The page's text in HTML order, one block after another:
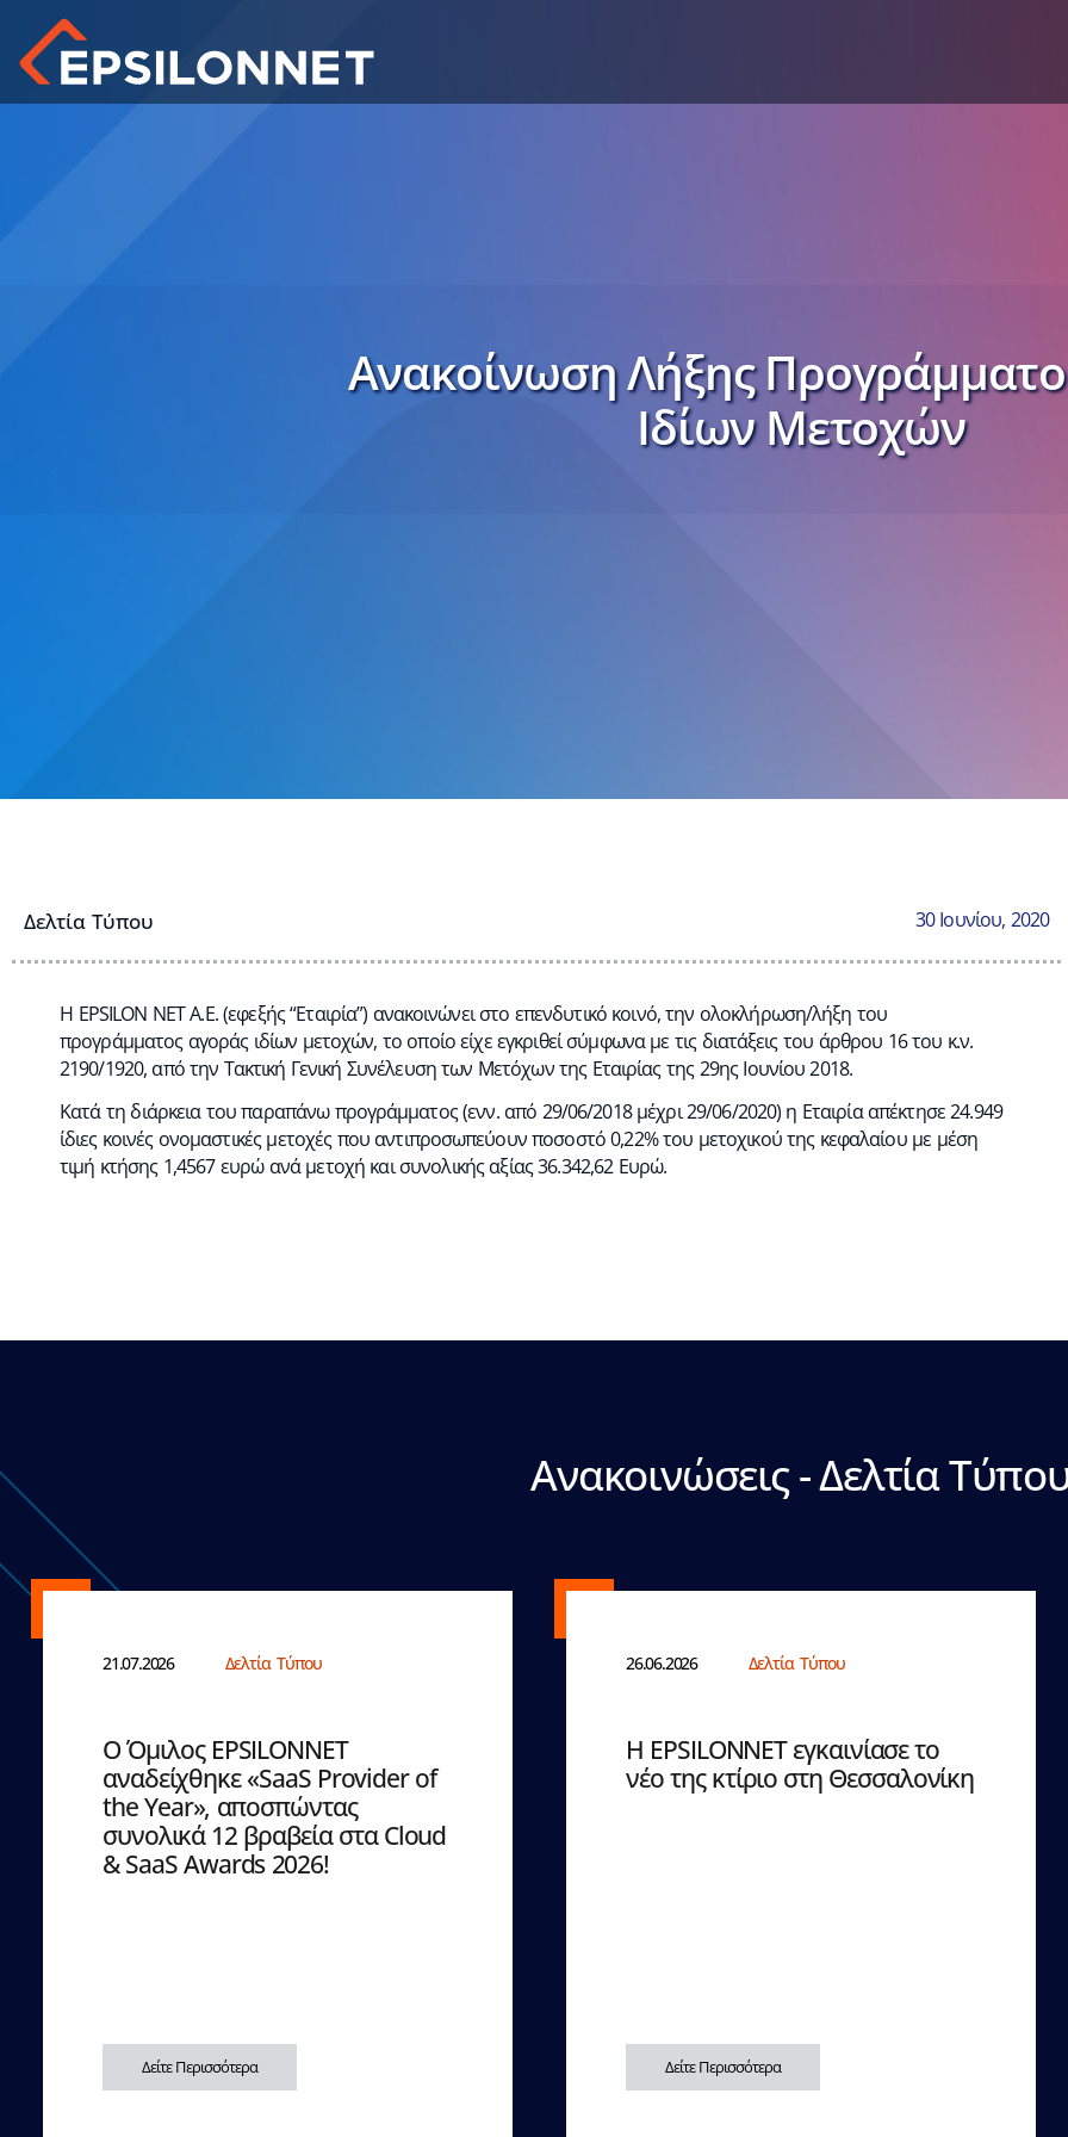
Ανακοίνωση Λήξης
Ιδίων Μετοχών
Δελτία Τύπου 30 Ιουνίου, 2020
Η EPSILON NET Α.Ε. (εφεξής “Εταιρία”) ανακοινώνει στο επενδυτικό κοινό, την ολοκλήρωση/λήξη του
προγράμματος αγοράς ιδίων μετοχών, το οποίο είχε εγκριθεί σύμφωνα με τις διατάξεις του άρθρου 16 του κ.ν.
2190/1920, από την Τακτική Γενική Συνέλευση των Μετόχων της Εταιρίας της 29ης Ιουνίου 2018.
Κατά τη διάρκεια του παραπάνω προγράμματος (ενν. από 29/06/2018 μέχρι 29/06/2020) η Εταιρία απέκτησε 24.949
ίδιες κοινές ονομαστικές μετοχές που αντιπροσωπεύουν ποσοστό 0,22% του μετοχικού της κεφαλαίου με μέση
τιμή κτήσης 1,4567 ευρώ ανά μετοχή και συνολικής αξίας 36.342,62 Ευρώ.
Ανακοινώσεις - Δελτία
21.07.2026 Δελτία Τύπου
Ο Όμιλος EPSILONNET
αναδείχθηκε «SaaS Provider of
the Year», αποσπώντας
συνολικά 12 βραβεία στα Cloud
& SaaS Awards 2026!
Δείτε Περισσότερα
26.06.2026 Δελτία Τύπου
Η EPSILONNET εγκαινίασε το
νέο της κτίριο στη Θεσσαλονίκη
Δείτε Περισσότερα